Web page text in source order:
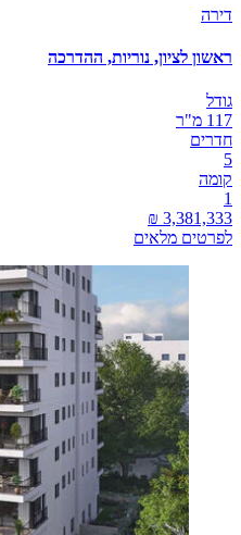
דירה
ראשון לציון, נוריות, ההדרכה
גודל
117 מ"ר
חדרים
5
קומה
1
לפרטים מלאים